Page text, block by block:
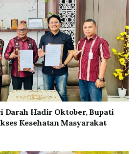
Darah Hadir Oktober, Bupati
Kesehatan Masyarakat